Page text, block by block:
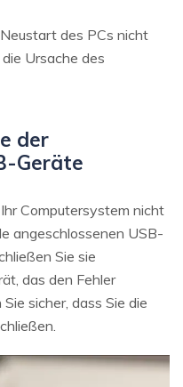
des PCs nicht
Ursache des
der
Geräte
Computersystem nicht
angeschlossenen USB-
Sie sie
das den Fehler
sicher, dass Sie die